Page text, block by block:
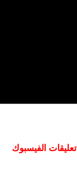
تعليقات الفيسبوك